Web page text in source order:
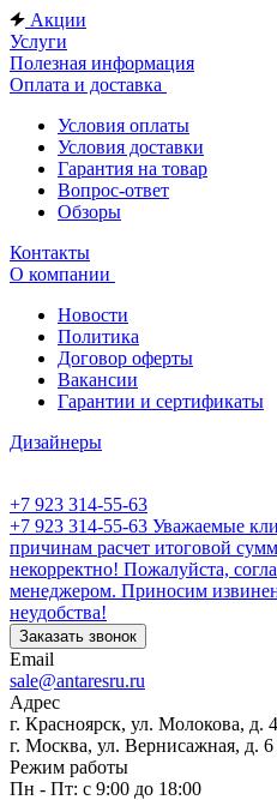
Акции
Услуги
Полезная информация
Оплата и доставка
Условия оплаты
Условия доставки
Гарантия на товар
Вопрос-ответ
Обзоры
Контакты
О компании
Новости
Политика
Договор оферты
Вакансии
Гарантии и сертификаты
Дизайнеры
+7 923 314-55-63
+7 923 314-55-63 Уважаемые
причинам расчет итоговой
некорректно! Пожалуйста,
менеджером. Приносим
неудобства!
Заказать звонок
Email
sale@antaresru.ru
Адрес
г. Красноярск, ул. Молокова, д.
г. Москва, ул. Вернисажная, д. 6
Режим работы
Пн - Пт: с 9:00 до 18:00